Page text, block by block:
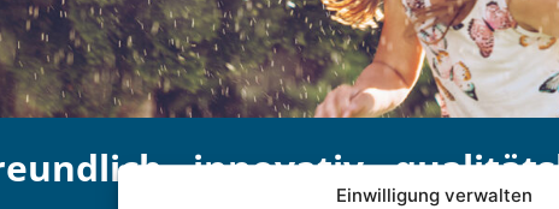
Einwilligung verwalten
· innovativ ·